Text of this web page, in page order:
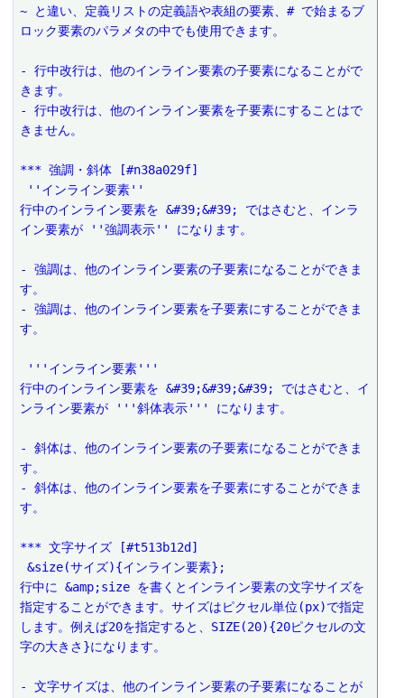
~ と違い、定義リストの定義語や表組の要素、# で始まるブ
ロック要素のパラメタの中でも使用できます。
- 行中改行は、他のインライン要素の子要素になることがで
きます。
- 行中改行は、他のインライン要素を子要素にすることはで
きません。
*** 強調・斜体 [#n38a029f]
''インライン要素''
行中のインライン要素を &#39;&#39; ではさむと、インラ
イン要素が ''強調表示'' になります。
- 強調は、他のインライン要素の子要素になることができま
す。
- 強調は、他のインライン要素を子要素にすることができま
す。
'''インライン要素'''
行中のインライン要素を &#39;&#39;&#39; ではさむと、イ
ンライン要素が '''斜体表示''' になります。
- 斜体は、他のインライン要素の子要素になることができま
す。
- 斜体は、他のインライン要素を子要素にすることができま
す。
*** 文字サイズ [#t513b12d]
&size(サイズ){インライン要素};
行中に &amp;size を書くとインライン要素の文字サイズを
指定することができます。サイズはピクセル単位(px)で指定
します。例えば20を指定すると、SIZE(20){20ピクセルの文
字の大きさ}になります。
- 文字サイズは、他のインライン要素の子要素になることが